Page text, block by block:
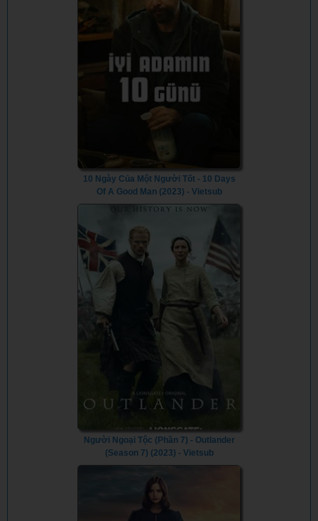
10 Ngày Của Một Người Tốt - 10 Days
Of A Good Man (2023) - Vietsub
Người Ngoại Tộc (Phần 7) - Outlander
(Season 7) (2023) - Vietsub